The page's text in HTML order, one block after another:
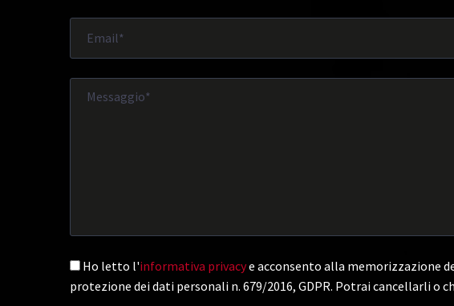
Ho letto l'informativa privacye acconsento alla memorizzazione
protezione dei dati personali n. 679/2016, GDPR. Potrai cancellarli o